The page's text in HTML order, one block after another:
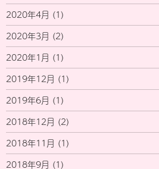
2020年4月 (1)
2020年3月 (2)
2020年1月 (1)
2019年12月 (1)
2019年6月 (1)
2018年12月 (2)
2018年11月 (1)
2018年9月 (1)